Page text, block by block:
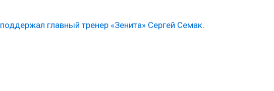
поддержал главный тренер «Зенита» Сергей Семак.